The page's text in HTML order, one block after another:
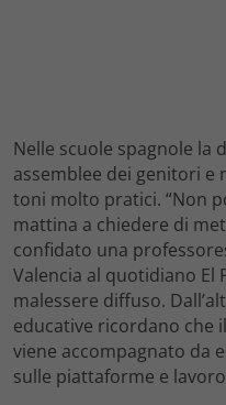
Nelle scuole spagnole la
assemblee dei genitori e
toni molto pratici. “Non
mattina a chiedere di
confidato una
Valencia al quotidiano El
malessere diffuso.
educative ricordano che
viene accompagnato da
sulle piattaforme e